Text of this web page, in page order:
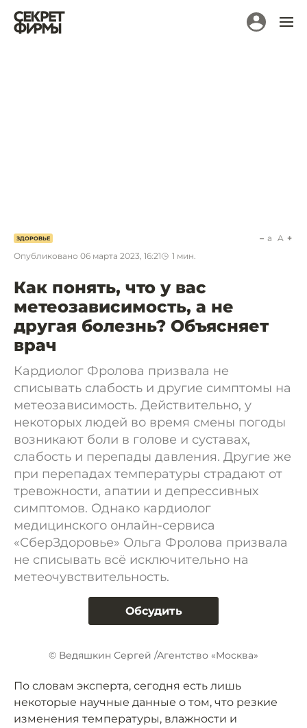
ЗДОРОВЬЕ
Опубликовано 06 марта 2023, 16:21 1 мин.
a A
Как понять, что у вас
метеозависимость, а не
другая болезнь? Объясняет
врач
Кардиолог Фролова призвала не
списывать слабость и другие симптомы на
метеозависимость. Действительно, у
некоторых людей во время смены погоды
возникают боли в голове и суставах,
слабость и перепады давления. Другие же
при перепадах температуры страдают от
тревожности, апатии и депрессивных
симптомов. Однако кардиолог
медицинского онлайн-сервиса
«СберЗдоровье» Ольга Фролова призвала
не списывать всё исключительно на
метеочувствительность.
Обсудить
© Ведяшкин Сергей /Агентство «Москва»
По словам эксперта, сегодня есть лишь
некоторые научные данные о том, что резкие
изменения температуры, влажности и